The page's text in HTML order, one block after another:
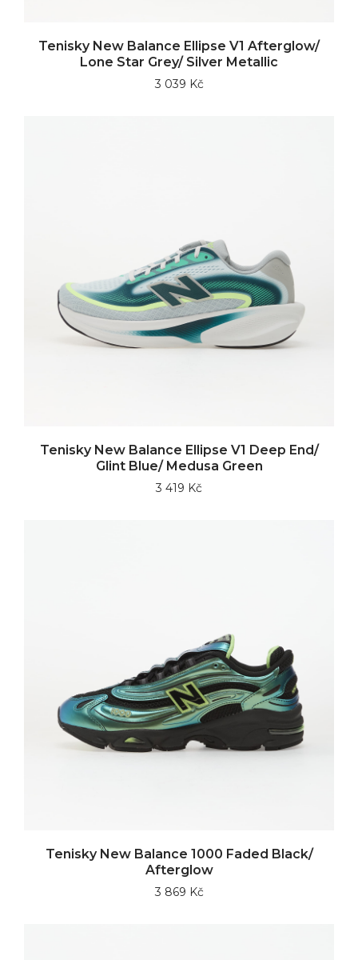
Tenisky New Balance Ellipse V1 Afterglow/
Lone Star Grey/ Silver Metallic
3 039 Kč
Tenisky New Balance Ellipse V1 Deep End/
Glint Blue/ Medusa Green
3 419 Kč
Tenisky New Balance 1000 Faded Black/
Afterglow
3 869 Kč